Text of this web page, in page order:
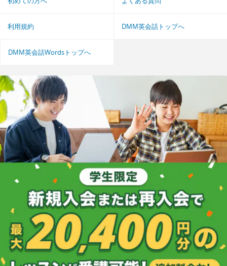
利用規約 DMM英会話トップへ
DMM英会話Wordsトップへ